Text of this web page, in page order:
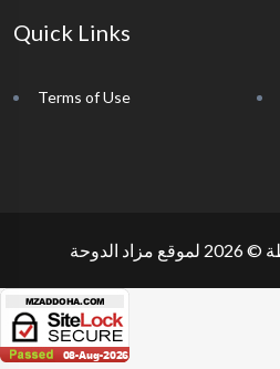
Quick Links
Terms of Use